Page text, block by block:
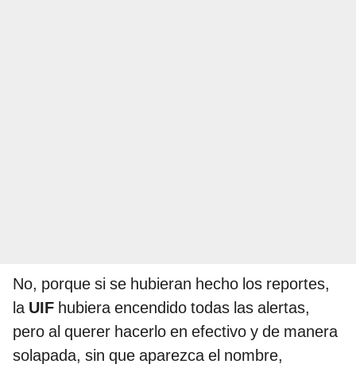
No, porque si se hubieran hecho los reportes,
la UIF hubiera encendido todas las alertas,
pero al querer hacerlo en efectivo y de manera
solapada, sin que aparezca el nombre,